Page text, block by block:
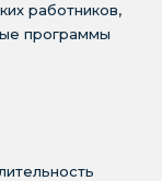
работников,
программы